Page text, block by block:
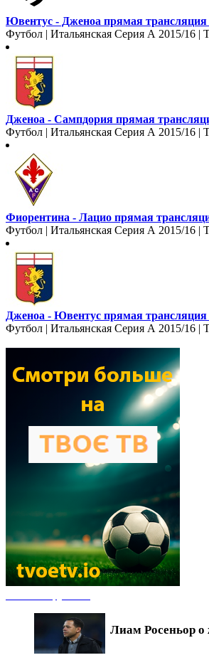
Ювентус - Дженоа прямая трансляция
Футбол | Итальянская Серия А 2015/16 |
Дженоа - Сампдория прямая
Футбол | Итальянская Серия А 2015/16 |
Фиорентина - Лацио прямая
Футбол | Итальянская Серия А 2015/16 |
Дженоа - Ювентус прямая трансляция
Футбол | Итальянская Серия А 2015/16 |
Лиам Росеньор